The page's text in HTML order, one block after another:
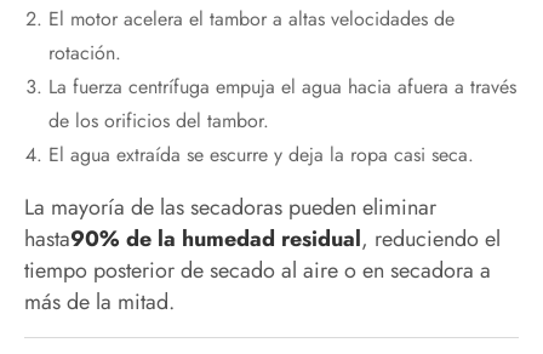
El motor acelera el tambor a altas velocidades de
rotación.
La fuerza centrífuga empuja el agua hacia afuera a través
de los orificios del tambor.
El agua extraída se escurre y deja la ropa casi seca.
La mayoría de las secadoras pueden eliminar
hasta90% de la humedad residual, reduciendo el
tiempo posterior de secado al aire o en secadora a
más de la mitad.